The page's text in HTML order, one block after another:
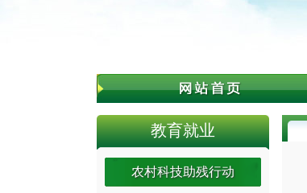
教育就业
农村科技助残行动